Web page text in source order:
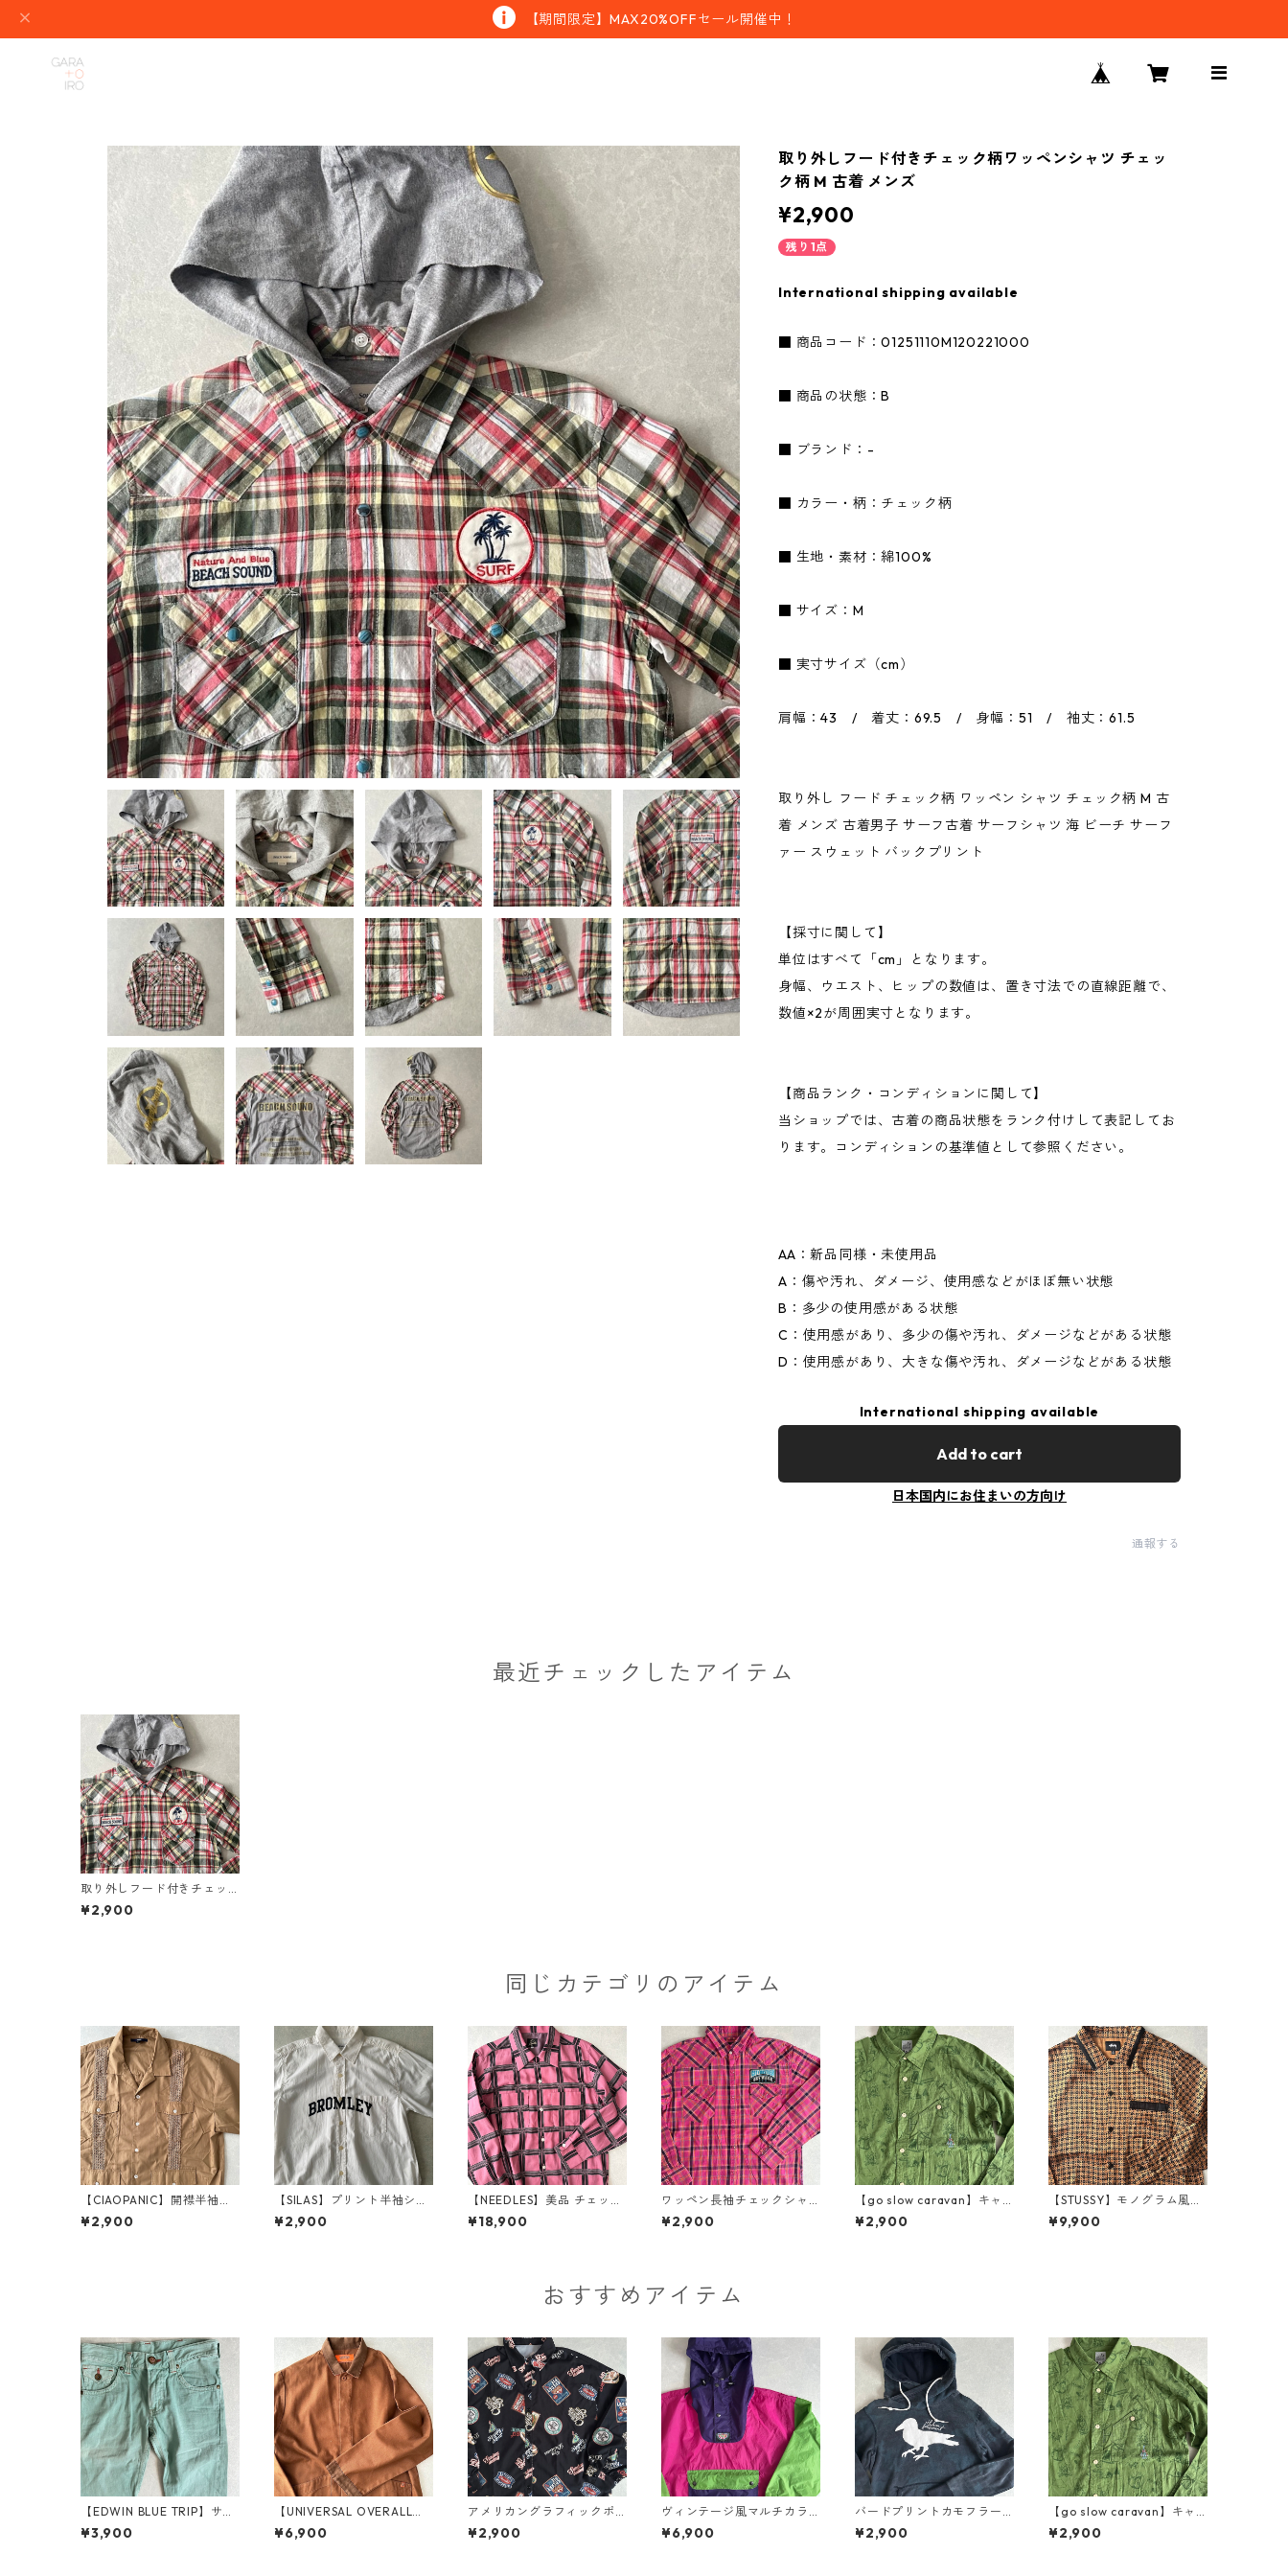
【期間限定】MAX20%OFFセール開催中！
取り外しフード付きチェック柄ワッペンシャツ チェッ
ク柄 M 古着 メンズ
¥2,900
残り1点
International shipping available
■ 商品コード：01251110M120221000
■ 商品の状態：B
■ ブランド：-
■ カラー・柄：チェック柄
■ 生地・素材：綿100%
■ サイズ：M
■ 実寸サイズ（cm）
肩幅：43 / 着丈：69.5 / 身幅：51 / 袖丈：61.5
取り外し フード チェック柄 ワッペン シャツ チェック柄 M 古
着 メンズ 古着男子 サーフ古着 サーフシャツ 海 ビーチ サーフ
ァー スウェット バックプリント
【採寸に関して】
単位はすべて「cm」となります。
身幅、ウエスト、ヒップの数値は、置き寸法での直線距離で、
数値×2が周囲実寸となります。
【商品ランク・コンディションに関して】
当ショップでは、古着の商品状態をランク付けして表記してお
ります。コンディションの基準値として参照ください。
AA：新品同様・未使用品
A：傷や汚れ、ダメージ、使用感などがほぼ無い状態
B：多少の使用感がある状態
C：使用感があり、多少の傷や汚れ、ダメージなどがある状態
D：使用感があり、大きな傷や汚れ、ダメージなどがある状態
International shipping available
Add to cart
日本国内にお住まいの方向け
通報する
最近チェックしたアイテム
取り外しフード付きチェッ
ク柄ワッペンシャツ チェッ
ク柄 M 古着 メンズ
¥2,900
同じカテゴリのアイテム
【CIAOPANIC】開襟半袖キ
ューバシャツ ベージュ L 古
着 メンズ
¥2,900
【SILAS】プリント半袖シャ
ツ ホワイト M 古着 メンズ
¥2,900
【NEEDLES】美品 チェック
柄バタフライ長袖シャツ M
古着 メンズ
¥18,900
ワッペン長袖チェックシャ
ツ チェック柄 L 古着 メンズ
¥2,900
【go slow caravan】キャ
ンプ柄ロゴ刺繍長袖シャツ
総柄 3 古着 メンズ
¥2,900
【STUSSY】モノグラム風グ
ラフィカル総柄シャツ 総柄
M 古着 メンズ
¥9,900
おすすめアイテム
【EDWIN BLUE TRIP】サー
フテイストベルボトムデニ
ムパンツ グリーン 30 古着
¥3,900
【UNIVERSAL OVERALL】
ユニバーサルオーバーオー
ル ロングワークコート ブラ
¥6,900
アメリカングラフィックポ
ップ柄シャツ 総柄 L 古着 レ
ディース
¥2,900
ヴィンテージ風マルチカラ
ーナイロンブルゾンアノラ
ックパーカー マルチ 古着 メ
¥6,900
バードプリントカモフラー
ジュ柄スウェットパーカー
カモフラ柄 L 古着 メンズ
¥2,900
【go slow caravan】キャ
ンプ柄ロゴ刺繍長袖シャツ
総柄 3 古着 メンズ
¥2,900